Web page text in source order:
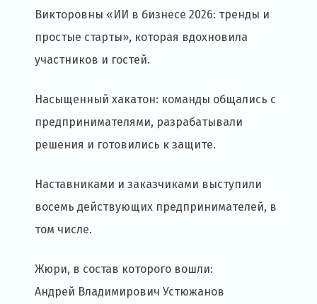
Викторовны «ИИ в бизнесе 2026: тренды и
простые старты», которая вдохновила
участников и гостей.
Насыщенный хакатон: команды общались с
предпринимателями, разрабатывали
решения и готовились к защите.
Наставниками и заказчиками выступили
восемь действующих предпринимателей, в
том числе.
Жюри, в состав которого вошли:
Андрей Владимирович Устюжанов